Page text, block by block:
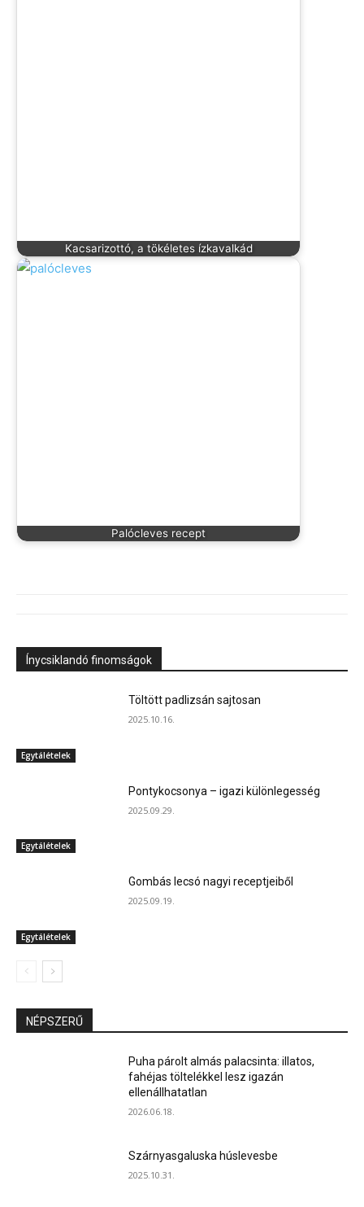
Kacsarizottó, a tökéletes ízkavalkád
Palócleves recept
Ínycsiklandó finomságok
Egytálételek
Töltött padlizsán sajtosan
2025.10.16.
Egytálételek
Pontykocsonya – igazi különlegesség
2025.09.29.
Egytálételek
Gombás lecsó nagyi receptjeiből
2025.09.19.
NÉPSZERŰ
Puha párolt almás palacsinta: illatos,
fahéjas töltelékkel lesz igazán
ellenállhatatlan
2026.06.18.
Szárnyasgaluska húslevesbe
2025.10.31.